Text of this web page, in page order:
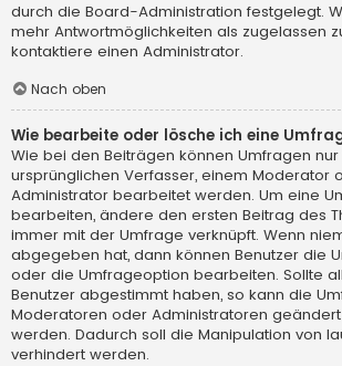
durch die Board-Administration festgelegt.
mehr Antwortmöglichkeiten als zugelassen
kontaktiere einen Administrator.
Nach oben
Wie bearbeite oder lösche ich eine
Wie bei den Beiträgen können Umfragen
ursprünglichen Verfasser, einem Moderator
Administrator bearbeitet werden. Um eine
bearbeiten, ändere den ersten Beitrag des
immer mit der Umfrage verknüpft. Wenn
abgegeben hat, dann können Benutzer die
oder die Umfrageoption bearbeiten. Sollte
Benutzer abgestimmt haben, so kann die
Moderatoren oder Administratoren
werden. Dadurch soll die Manipulation von
verhindert werden.